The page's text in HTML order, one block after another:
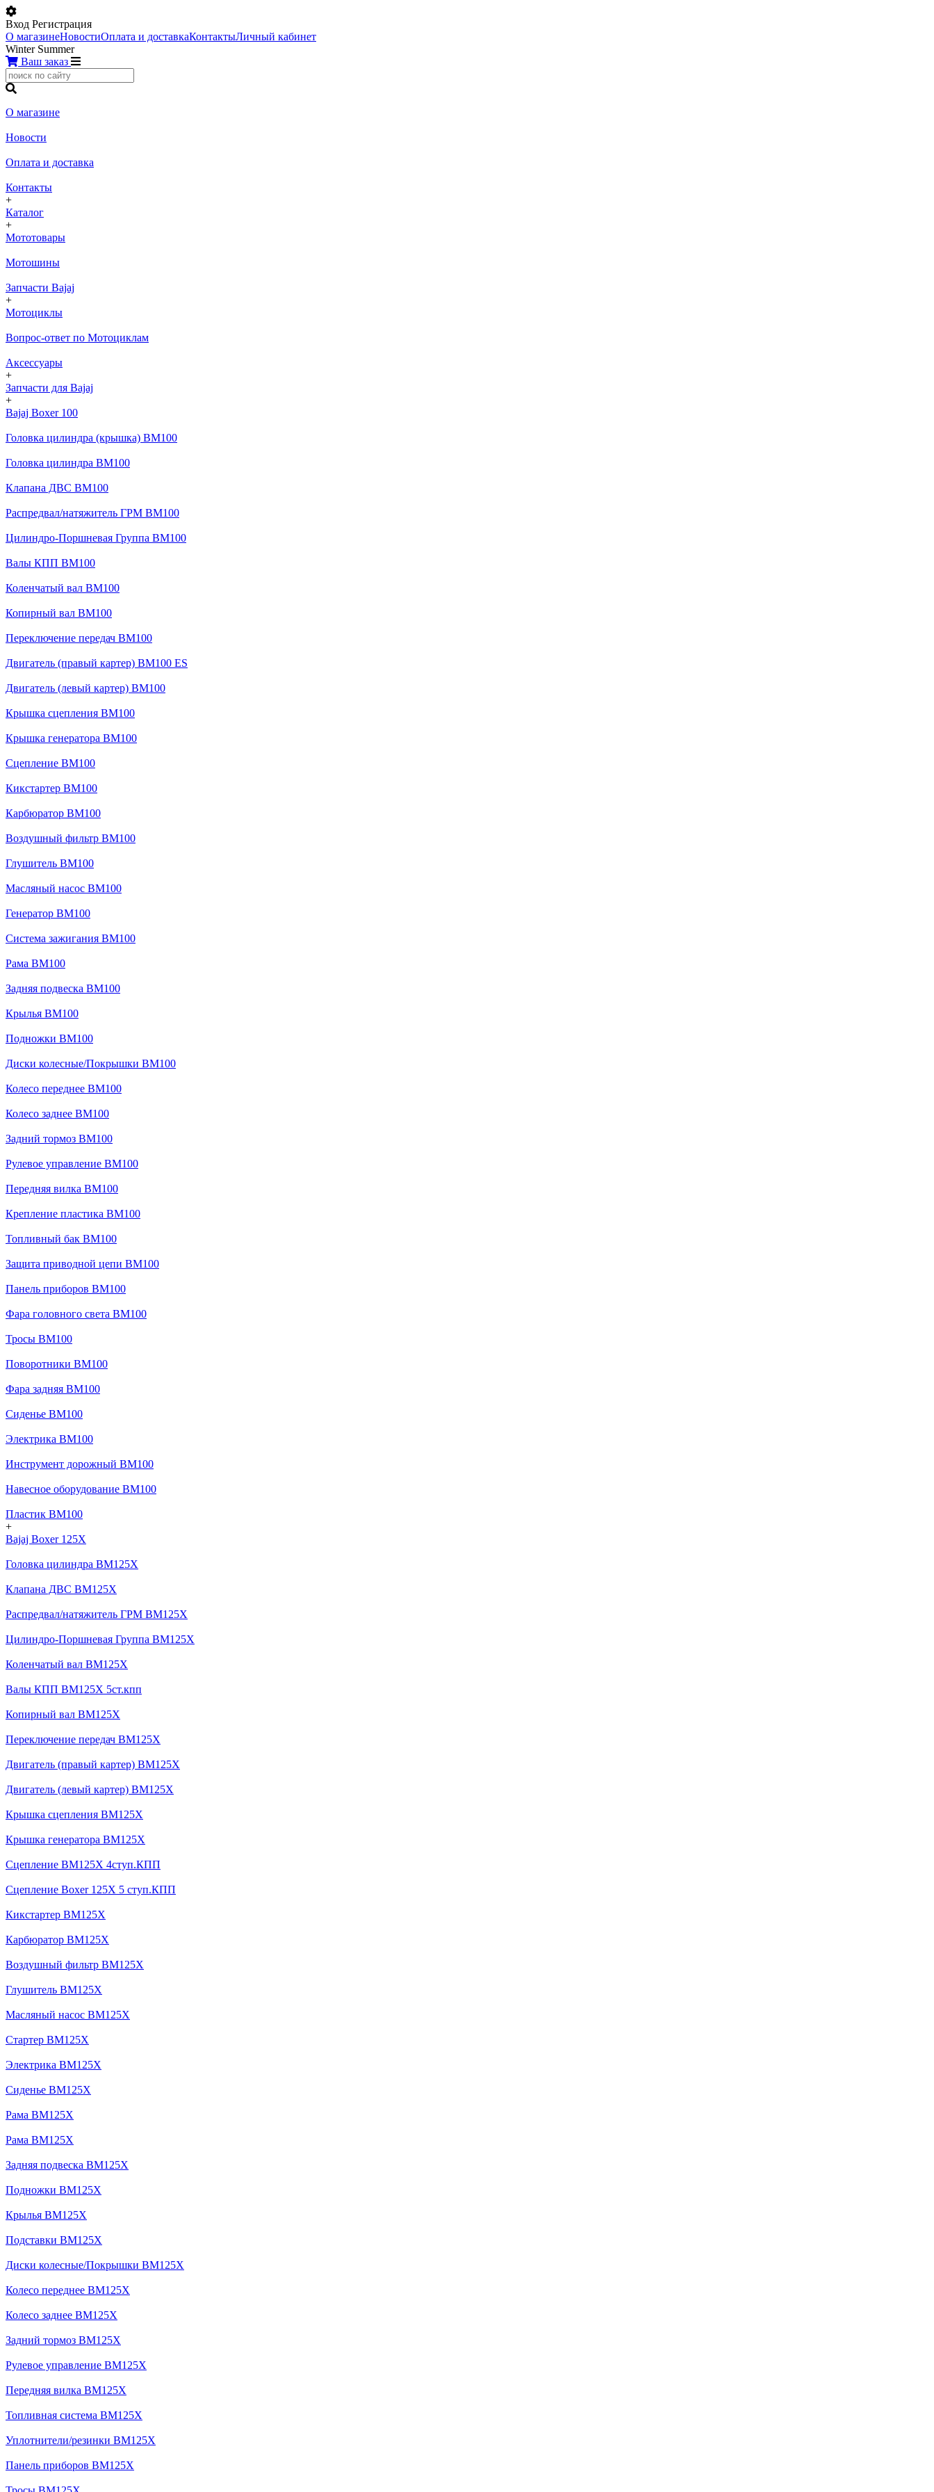
Вход Регистрация
О магазинеНовостиОплата и доставкаКонтактыЛичный кабинет
Winter Summer
Ваш заказ
О магазине
Новости
Оплата и доставка
Контакты
+
Каталог
+
Мототовары
Мотошины
Запчасти Bajaj
+
Мотоциклы
Вопрос-ответ по Мотоциклам
Аксессуары
+
Запчасти для Bajaj
+
Bajaj Boxer 100
Головка цилиндра (крышка) BM100
Головка цилиндра BM100
Клапана ДВС BM100
Распредвал/натяжитель ГРМ BM100
Цилиндро-Поршневая Группа BM100
Валы КПП BM100
Коленчатый вал BM100
Копирный вал BM100
Переключение передач BM100
Двигатель (правый картер) BM100 ES
Двигатель (левый картер) BM100
Крышка сцепления BM100
Крышка генератора BM100
Сцепление BM100
Кикстартер BM100
Карбюратор BM100
Воздушный фильтр BM100
Глушитель BM100
Масляный насос BM100
Генератор BM100
Система зажигания BM100
Рама BM100
Задняя подвеска BM100
Крылья BM100
Подножки BM100
Диски колесные/Покрышки BM100
Колесо переднее BM100
Колесо заднее BM100
Задний тормоз BM100
Рулевое управление BM100
Передняя вилка BM100
Крепление пластика BM100
Топливный бак BM100
Защита приводной цепи BM100
Панель приборов BM100
Фара головного света BM100
Тросы BM100
Поворотники BM100
Фара задняя BM100
Сиденье BM100
Электрика BM100
Инструмент дорожный BM100
Навесное оборудование BM100
Пластик BM100
+
Bajaj Boxer 125X
Головка цилиндра BM125X
Клапана ДВС BM125X
Распредвал/натяжитель ГРМ BM125X
Цилиндро-Поршневая Группа BM125X
Коленчатый вал BM125X
Валы КПП BM125X 5ст.кпп
Копирный вал BM125X
Переключение передач BM125X
Двигатель (правый картер) BM125X
Двигатель (левый картер) BM125X
Крышка сцепления BM125X
Крышка генератора BM125X
Сцепление BM125X 4ступ.КПП
Сцепление Boxer 125X 5 ступ.КПП
Кикстартер BM125X
Карбюратор BM125X
Воздушный фильтр BM125X
Глушитель BM125X
Масляный насос BM125X
Стартер BM125X
Электрика BM125X
Сиденье BM125X
Рама BM125X
Рама BM125X
Задняя подвеска BM125X
Подножки BM125X
Крылья BM125X
Подставки BM125X
Диски колесные/Покрышки BM125X
Колесо переднее BM125X
Колесо заднее BM125X
Задний тормоз BM125X
Рулевое управление BM125X
Передняя вилка BM125X
Топливная система BM125X
Уплотнители/резинки BM125X
Панель приборов BM125X